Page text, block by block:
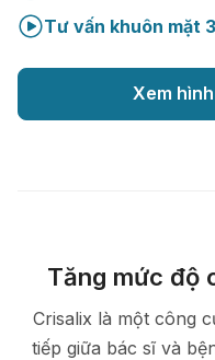
Tư vấn khuôn mặt
Xem
Tăng mức độ
Crisalix là một công
tiếp giữa bác sĩ và